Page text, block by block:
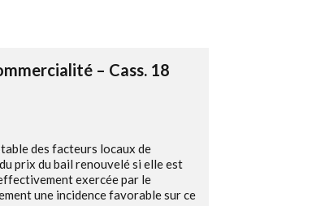
– Cass. 18
des facteurs locaux de
prix du bail renouvelé si elle est
exercée par le
une incidence favorable sur ce